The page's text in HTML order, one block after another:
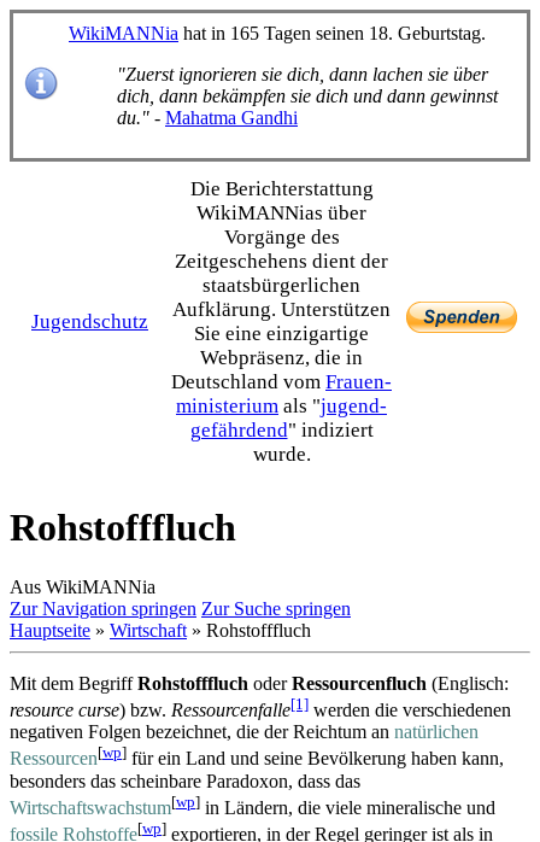
WikiMANNia hat in 165 Tagen seinen 18. Geburtstag.
"Zuerst ignorieren sie dich, dann lachen sie über
dich, dann bekämpfen sie dich und dann gewinnst
du." - Mahatma Gandhi
Jugendschutz
Die Bericht­erstattung
WikiMANNias über
Vorgänge des
Zeitgeschehens dient der
staats­bürgerlichen
Aufklärung. Unterstützen
Sie eine einzig­artige
Webpräsenz, die in
Deutschland vom Frauen­
ministerium als "jugend­
gefährdend" indiziert
wurde.
Rohstofffluch
Aus WikiMANNia
Zur Navigation springen Zur Suche springen
Hauptseite » Wirtschaft » Rohstofffluch
Mit dem BegriffRohstofffluch oderRessourcenfluch (Englisch:
resource curse) bzw. Ressourcenfalle[1] werden die verschiedenen
negativen Folgen bezeichnet, die der Reichtum an natürlichen
Ressourcen[wp] für ein Land und seine Bevölkerung haben kann,
besonders das scheinbare Paradoxon, dass das
Wirtschaftswachstum[wp] in Ländern, die viele mineralische und
fossile Rohstoffe[wp] exportieren, in der Regel geringer ist als in